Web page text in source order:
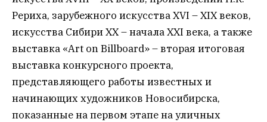
Рериха, зарубежного искусства XVI – XIX веков,
искусства Сибири ХХ – начала XXI века, а также
выставка «Art on Billboard» – вторая итоговая
выставка конкурсного проекта,
представляющего работы известных и
начинающих художников Новосибирска,
показанные на первом этапе на уличных